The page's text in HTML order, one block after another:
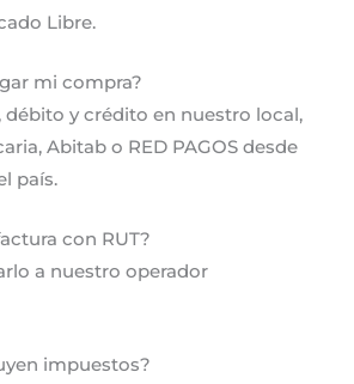
Libre.
mi compra?
débito y crédito en nuestro local,
Abitab o RED PAGOS desde
país.
con RUT?
a nuestro operador
impuestos?